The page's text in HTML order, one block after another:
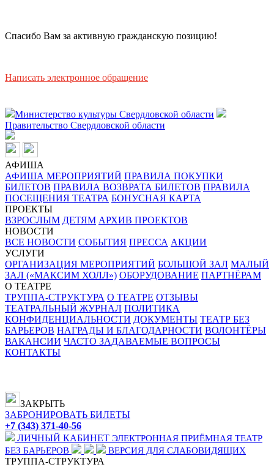
Спасибо Вам за активную гражданскую позицию!
Написать электронное обращение
Министерство культуры Свердловской области
Правительство Свердловской области
АФИША
АФИША МЕРОПРИЯТИЙ ПРАВИЛА ПОКУПКИ
БИЛЕТОВ ПРАВИЛА ВОЗВРАТА БИЛЕТОВ ПРАВИЛА
ПОСЕЩЕНИЯ ТЕАТРА БОНУСНАЯ КАРТА
ПРОЕКТЫ
ВЗРОСЛЫМ ДЕТЯМ АРХИВ ПРОЕКТОВ
НОВОСТИ
ВСЕ НОВОСТИ СОБЫТИЯ ПРЕССА АКЦИИ
УСЛУГИ
ОРГАНИЗАЦИЯ МЕРОПРИЯТИЙ БОЛЬШОЙ ЗАЛ МАЛЫЙ
ЗАЛ («МАКСИМ ХОЛЛ») ОБОРУДОВАНИЕ ПАРТНЁРАМ
О ТЕАТРЕ
ТРУППА-СТРУКТУРА О ТЕАТРЕ ОТЗЫВЫ
ТЕАТРАЛЬНЫЙ ЖУРНАЛ ПОЛИТИКА
КОНФИДЕНЦИАЛЬНОСТИ ДОКУМЕНТЫ ТЕАТР БЕЗ
БАРЬЕРОВ НАГРАДЫ И БЛАГОДАРНОСТИ ВОЛОНТЁРЫ
ВАКАНСИИ ЧАСТО ЗАДАВАЕМЫЕ ВОПРОСЫ
КОНТАКТЫ
ЗАКРЫТЬ
ЗАБРОНИРОВАТЬ БИЛЕТЫ
+7 (343) 371-40-56
ЛИЧНЫЙ КАБИНЕТ ЭЛЕКТРОННАЯ ПРИЁМНАЯ ТЕАТР
БЕЗ БАРЬЕРОВ
ВЕРСИЯ ДЛЯ СЛАБОВИДЯЩИХ
ТРУППА-СТРУКТУРА